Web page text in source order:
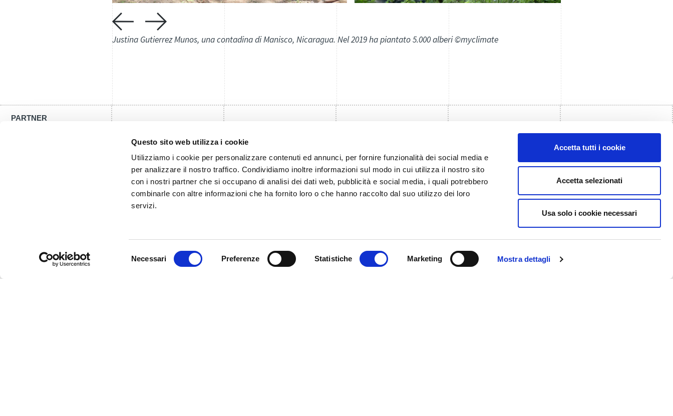
Questo sito web utilizza i cookie
Utilizziamo i cookie per personalizzare contenuti ed annunci, per fornire funzionalità dei social media e
per analizzare il nostro traffico. Condividiamo inoltre informazioni sul modo in cui utilizza il nostro sito
con i nostri partner che si occupano di analisi dei dati web, pubblicità e social media, i quali potrebbero
combinarle con altre informazioni che ha fornito loro o che hanno raccolto dal suo utilizzo dei loro
servizi.
Necessari Preferenze Statistiche Marketing Mostra dettagli
Accetta tutti i cookie
Accetta selezionati
Usa solo i cookie necessari
Justina Gutierrez Munos, una contadina di Manisco, Nicaragua. Nel 2019 ha piantato 5.000 alberi ©myclimate
PARTNER
DE IT